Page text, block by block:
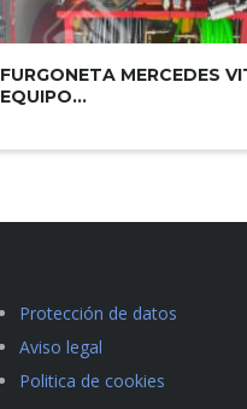
FURGONETA MERCEDES
EQUIPO...
Protección de datos
Aviso legal
Politica de cookies